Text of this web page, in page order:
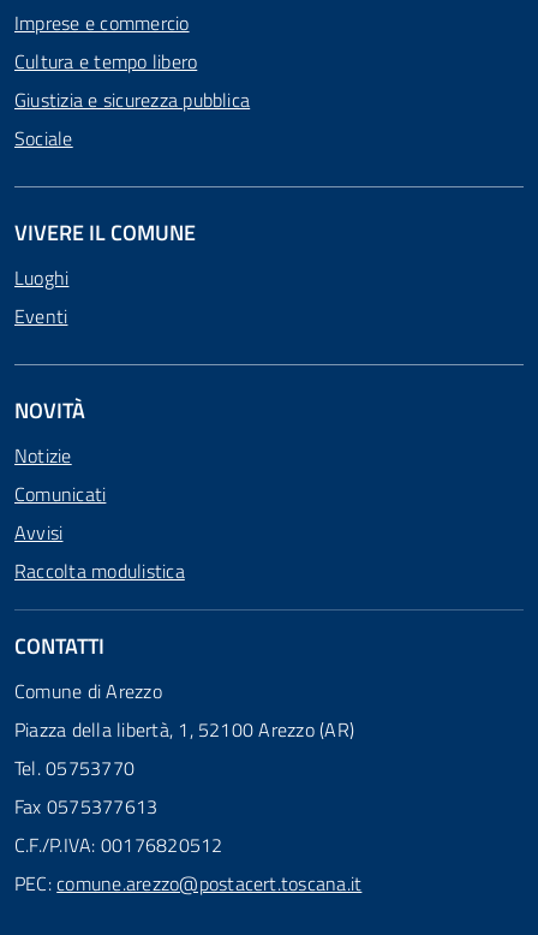
Imprese e commercio
Cultura e tempo libero
Giustizia e sicurezza pubblica
Sociale
VIVERE IL COMUNE
Luoghi
Eventi
NOVITÀ
Notizie
Comunicati
Avvisi
Raccolta modulistica
CONTATTI
Comune di Arezzo
Piazza della libertà, 1, 52100 Arezzo (AR)
Tel. 05753770
Fax 0575377613
C.F./P.IVA: 00176820512
PEC:comune.arezzo@postacert.toscana.it